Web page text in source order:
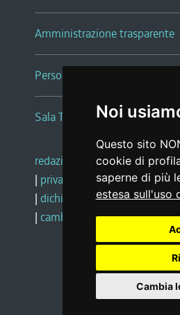
Noi
Questo sito
cookie di
saperne di più
estesa sull'uso
Cambia
Amministrazione trasparente
Persone e Uffici
Sala Tiziano Tessitori
redazione web |note legali
| privacy
social media policy
| dichiarazione di accessibilità
| cambio preferenze cookie